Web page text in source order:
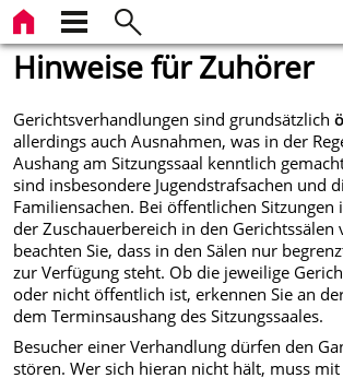
Hinweise für Zuhörer
Gerichtsverhandlungen sind grundsätzlich
allerdings auch Ausnahmen, was in der
Aushang am Sitzungssaal kenntlich
sind insbesondere Jugendstrafsachen und
Familiensachen. Bei öffentlichen
der Zuschauerbereich in den Gerichtssälen
beachten Sie, dass in den Sälen nur
zur Verfügung steht. Ob die jeweilige
oder nicht öffentlich ist, erkennen Sie an
dem Terminsaushang des Sitzungssaales.
Besucher einer Verhandlung dürfen den
stören. Wer sich hieran nicht hält, muss